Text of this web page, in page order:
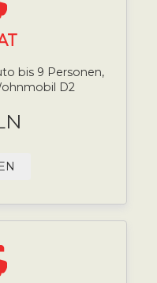
bis 9 Personen,
D2